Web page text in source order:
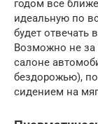
годом все
идеальную по
будет
Возможно не за
салоне
бездорожью),
сидением на